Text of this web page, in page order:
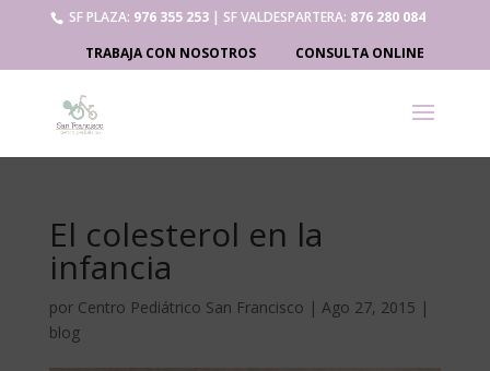
SF PLAZA: 976 355 253| SF VALDESPARTERA: 876 280 084
TRABAJA CON NOSOTROS
CONSULTA ONLINE
El colesterol en la
infancia
por Centro Pediátrico San Francisco | Ago 27, 2015 |
blog